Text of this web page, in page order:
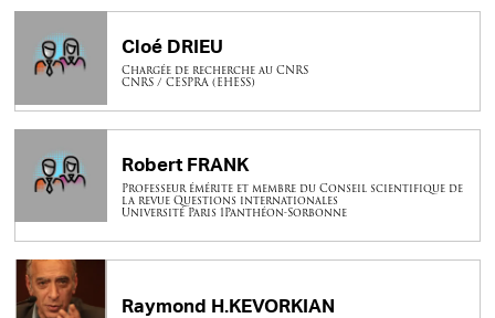
Cloé DRIEU
Chargée de recherche au CNRS
CNRS / CESPRA (EHESS)
Robert FRANK
Professeur émérite et membre du Conseil scientifique de
la revue Questions internationales
Université Paris 1Panthéon-Sorbonne
Raymond H.KEVORKIAN